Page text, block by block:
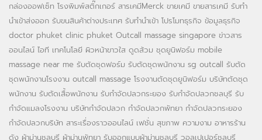
กล่องออฟเซ็ท โรงพิมพ์สติ๊กเกอร์ สารเคมีMerck ขายเคมี ขายสารเคมี รับทำ
นำเข้าส่งออก รับขนสินค้าต่างประเทศ รับทำนำเข้า โปรโมทธุรกิจ ข้อมูลธุรกิจ
doctor phuket clinic phuket Outcall massage singapore ข่าวสาร
ออนไลน์ ไอที เทคโนโลยี ผิวหน้าขาวใส ดูดส้วม ชุดยูนิฟอร์ม mobile
massage near me รับตัดชุดฟอร์ม รับตัดชุดพนักงาน sg outcall รับตัด
ชุดพนักงานโรงงาน outcall massage โรงงานตัดชุดยูนิฟอร์ม บริษัทตัดชุด
พนักงาน รับตัดเสื้อพนักงาน รับกำจัดปลวกระยอง รับกำจัดปลวกชลบุรี รับ
กำจัดแมลงโรงงาน บริษัทกำจัดปลวก กำจัดปลวกพัทยา กำจัดปลวกระยอง
กำจัดปลวกบริษัท สาระเรื่องราวออนไลน์ เฟชั่น สุขภาพ ความงาม อาหารร้าน
ดัง ผ้าม่านชลบุรี ผ้าม่านพัทยา รับออกแบบผ้าม่านชลบุรี วอลเปเปอร์ชลบุรี